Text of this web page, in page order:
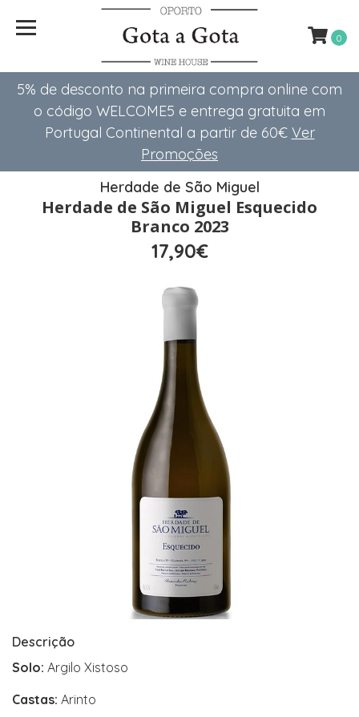
5% de desconto na primeira compra online com
o código WELCOME5 e entrega gratuita em
Portugal Continental a partir de 60€ Ver
Promoções
0
Herdade de São Miguel
Herdade de São Miguel Esquecido
Branco 2023
17,90€
Descrição
Solo: Argilo Xistoso
Castas: Arinto